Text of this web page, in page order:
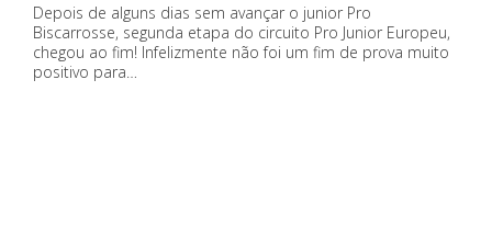
Depois de alguns dias sem avançar o junior Pro
Biscarrosse, segunda etapa do circuito Pro Junior Europeu,
chegou ao fim! Infelizmente não foi um fim de prova muito
positivo para…